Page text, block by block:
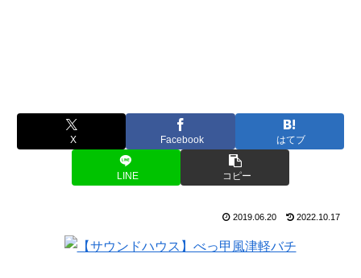
X Facebook はてブ
LINE コピー
2019.06.20 2022.10.17